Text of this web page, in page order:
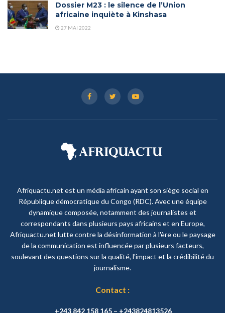
Dossier M23 : le silence de l’Union
africaine inquiète à Kinshasa
27 MAI 2022
Afriquactu.net est un média africain ayant son siège social en
République démocratique du Congo (RDC). Avec une équipe
dynamique composée, notamment des journalistes et
correspondants dans plusieurs pays africains et en Europe,
Afriquactu.net lutte contre la désinformation à l'ère ou le paysage
de la communication est influencée par plusieurs facteurs,
soulevant des questions sur la qualité, l'impact et la crédibilité du
journalisme.
Contact :
+243 842 158 165 – +243824813526